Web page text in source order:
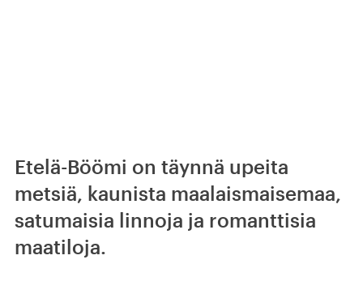
Etelä-Böömi on täynnä upeita
metsiä, kaunista maalaismaisemaa,
satumaisia linnoja ja romanttisia
maatiloja.